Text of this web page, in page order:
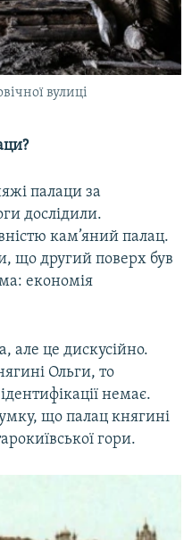
вулиці
палаци за
дослідили.
кам’яний палац.
що другий поверх був
економія
але це дискусійно.
Ольги, то
немає.
що палац княгині
гори.